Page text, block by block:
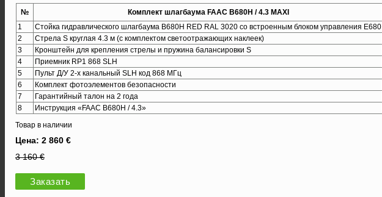
№ Комплект шлагбаума FAAC B680H / 4.3 MAXI
1
Стойка гидравлического шлагбаума B680H RED RAL 3020 со встроенным блоком управления E680
2
Стрела S круглая 4.3 м (с комплектом светоотражающих наклеек)
3
Кронштейн для крепления стрелы и пружина балансировки S
4
Приемник RP1 868 SLH
5
Пульт Д/У 2-х канальный SLH код 868 МГц
6
Комплект фотоэлементов безопасности
7
Гарантийный талон на 2 года
8
Инструкция «FAAC B680H / 4.3»
Товар в наличии
Цена: 2 860 €
3 160 €
Заказать